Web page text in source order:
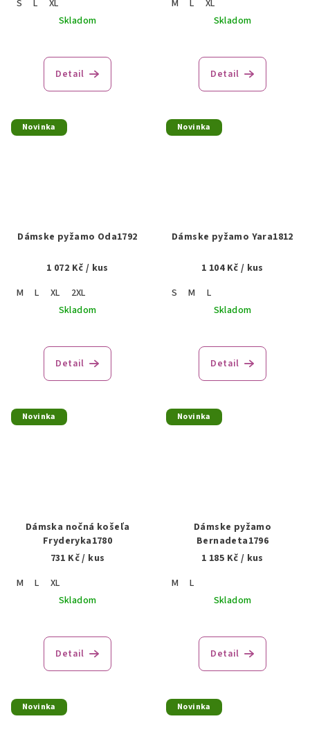
S L
XL
Skladom
Detail
M L
XL
Skladom
Detail
Novinka
Dámske pyžamo Oda1792
1 072 Kč / kus
M
L XL
2XL
Skladom
Detail
Novinka
Dámske pyžamo Yara1812
1 104 Kč / kus
S
M
L
Skladom
Detail
Novinka
Dámska nočná košeľa
Fryderyka1780
731 Kč/ kus
M
L
XL
Skladom
Detail
Novinka
Dámske pyžamo
Bernadeta1796
1 185 Kč / kus
M
L
Skladom
Detail
Novinka Novinka